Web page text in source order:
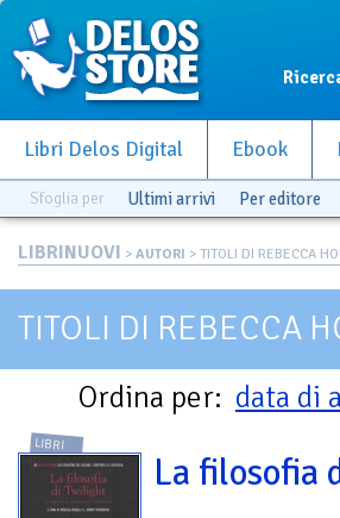
Libri Delos Digital Ebook
Sfoglia per Ultimi arrivi Per editore
LIBRINUOVI > AUTORI > TITOLI DI REBECCA
TITOLI DI REBECCA
Ordina per: data di
LIBRI
La filosofia